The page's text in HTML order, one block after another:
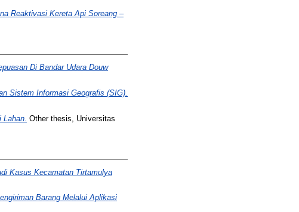
Reaktivasi Kereta Api Soreang –
Di Bandar Udara Douw
Sistem Informasi Geografis (SIG).
Other thesis, Universitas
Kasus Kecamatan Tirtamulya
Barang Melalui Aplikasi